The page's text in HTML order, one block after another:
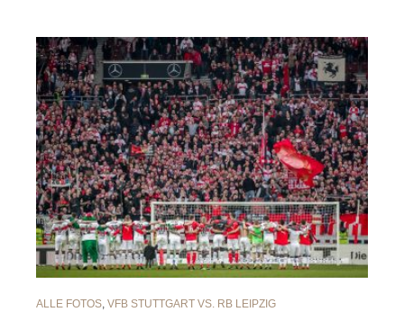
ALLE FOTOS, VFB STUTTGART VS. RB LEIPZIG